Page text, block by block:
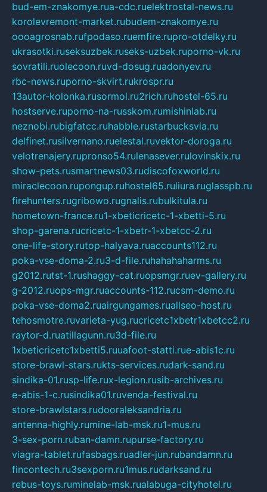
bud-em-znakomye.rua-cdc.ruelektrostal-news.ru
korolevremont-market.rubudem-znakomye.ru
oooagrosnab.rufpodaso.ruemfire.rupro-otdelky.ru
ukrasotki.ruseksuzbek.ruseks-uzbek.ruporno-vk.ru
sovratili.ruolecoon.ruvd-dosug.ruadonyev.ru
rbc-news.ruporno-skvirt.rukrospr.ru
13autor-kolonka.rusormol.ru2rich.ruhostel-65.ru
hostserve.ruporno-na-russkom.rumishinlab.ru
neznobi.rubigfatcc.ruhabble.rustarbucksvia.ru
delfinet.rusilvernano.ruelestal.ruvektor-doroga.ru
velotrenajery.rupronso54.rulenasever.rulovinskix.ru
show-pets.rusmartnews03.rudiscofoxworld.ru
miraclecoon.rupongup.ruhostel65.ruliura.ruglasspb.ru
firehunters.rugribowo.rugnalis.rubulkitula.ru
hometown-france.ru1-xbeticricetc-1-xbetti-5.ru
shop-garena.rucricetc-1-xbetr-1-xbetcc-2.ru
one-life-story.rutop-halyava.ruaccounts112.ru
poka-vse-doma-2.ru3-d-file.ruhahahaharms.ru
g2012.rutst-1.rushaggy-cat.ruopsmgr.ruev-gallery.ru
g-2012.ruops-mgr.ruaccounts-112.rucsm-demo.ru
poka-vse-doma2.ruairgungames.ruallseo-host.ru
tehosmotre.ruvarieta-yug.rucricetc1xbetr1xbetcc2.ru
raytor-d.ruatillagunn.ru3d-file.ru
1xbeticricetc1xbetti5.ruuafoot-statti.rue-abis1c.ru
store-brawl-stars.rukts-services.rudark-sand.ru
sindika-01.rusp-life.rux-legion.rusib-archives.ru
e-abis-1-c.rusindika01.ruvenda-festival.ru
store-brawlstars.rudooraleksandria.ru
antenna-highly.rumine-lab-msk.ru1-mus.ru
3-sex-porn.ruban-damn.rupurse-factory.ru
viagra-tablet.rufasbags.ruadler-jun.rubandamn.ru
fincontech.ru3sexporn.ru1mus.rudarksand.ru
rebus-toys.ruminelab-msk.rualabuga-cityhotel.ru